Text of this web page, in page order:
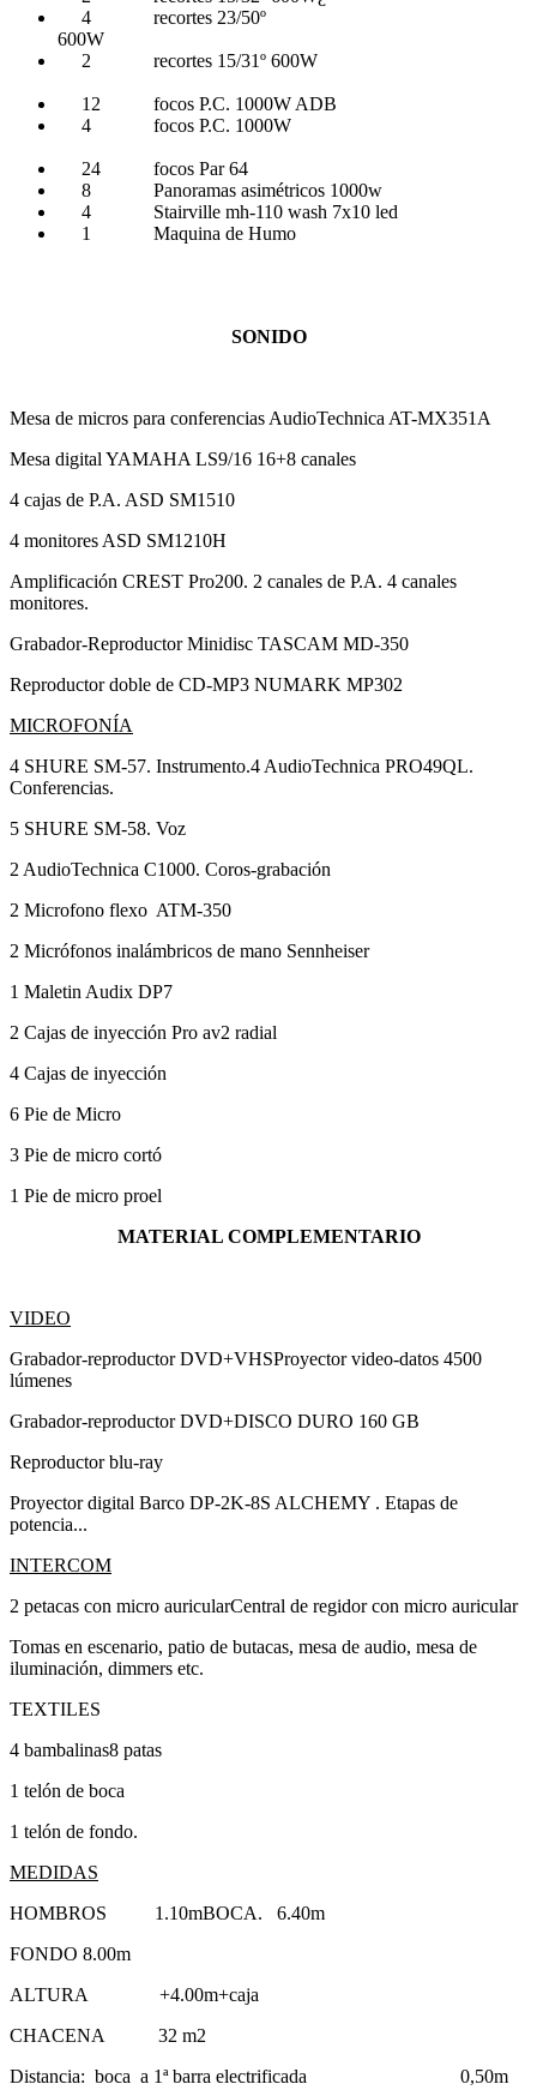
4 recortes 23/50º
600W
2 recortes 15/31º 600W
12 focos P.C. 1000W ADB
4 focos P.C. 1000W
24 focos Par 64
8 Panoramas asimétricos 1000w
4 Stairville mh-110 wash 7x10 led
1 Maquina de Humo
SONIDO
Mesa de micros para conferencias AudioTechnica AT-MX351A
Mesa digital YAMAHA LS9/16 16+8 canales
4 cajas de P.A. ASD SM1510
4 monitores ASD SM1210H
Amplificación CREST Pro200. 2 canales de P.A. 4 canales
monitores.
Grabador-Reproductor Minidisc TASCAM MD-350
Reproductor doble de CD-MP3 NUMARK MP302
MICROFONÍA
4 SHURE SM-57. Instrumento.4 AudioTechnica PRO49QL.
Conferencias.
5 SHURE SM-58. Voz
2 AudioTechnica C1000. Coros-grabación
2 Microfono flexo ATM-350
2 Micrófonos inalámbricos de mano Sennheiser
1 Maletin Audix DP7
2 Cajas de inyección Pro av2 radial
4 Cajas de inyección
6 Pie de Micro
3 Pie de micro cortó
1 Pie de micro proel
MATERIAL COMPLEMENTARIO
VIDEO
Grabador-reproductor DVD+VHSProyector video-datos 4500
lúmenes
Grabador-reproductor DVD+DISCO DURO 160 GB
Reproductor blu-ray
Proyector digital Barco DP-2K-8S ALCHEMY . Etapas de
potencia...
INTERCOM
2 petacas con micro auricularCentral de regidor con micro auricular
Tomas en escenario, patio de butacas, mesa de audio, mesa de
iluminación, dimmers etc.
TEXTILES
4 bambalinas8 patas
1 telón de boca
1 telón de fondo.
MEDIDAS
HOMBROS 1.10mBOCA. 6.40m
FONDO 8.00m
ALTURA +4.00m+caja
CHACENA 32 m2
Distancia: boca a 1ª barra electrificada 0,50m